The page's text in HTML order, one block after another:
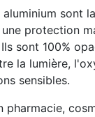
aluminium sont
une protection
sont 100%
la lumière,
sensibles.
pharmacie,